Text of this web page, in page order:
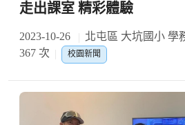
走出課室 精彩體驗
2023-10-26 北屯區 大坑國小 學
367 次
校園新聞